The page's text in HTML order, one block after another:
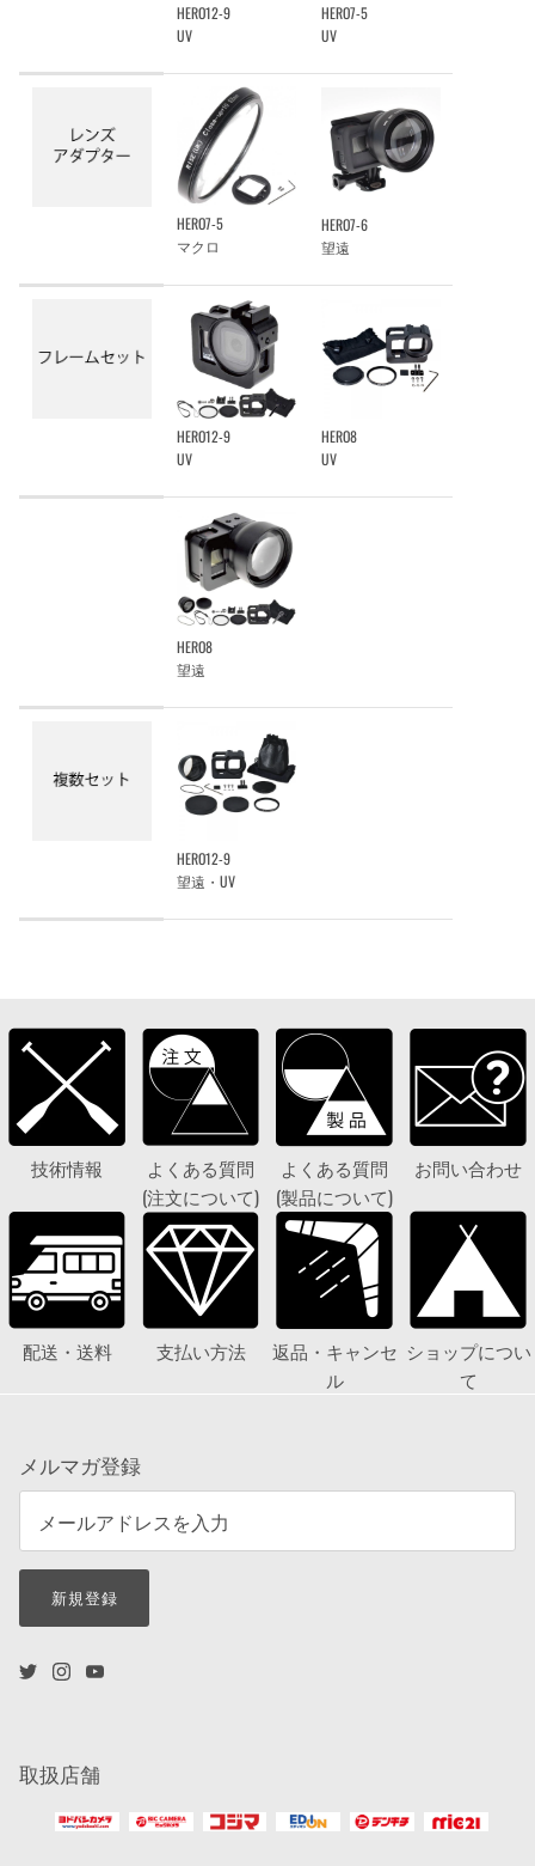
HERO12-9
UV
HERO7-5
UV
HERO7-5
マクロ
HERO7-6
望遠
HERO12-9
UV
HERO8
UV
HERO8
望遠
HERO12-9
望遠・UV
技術情報
よくある質問
(注文について)
よくある質問
(製品について)
お問い合わせ
配送・送料 支払い方法
返品・キャンセ
ル
ショップについ
て
メルマガ登録
新規登録
取扱店舗